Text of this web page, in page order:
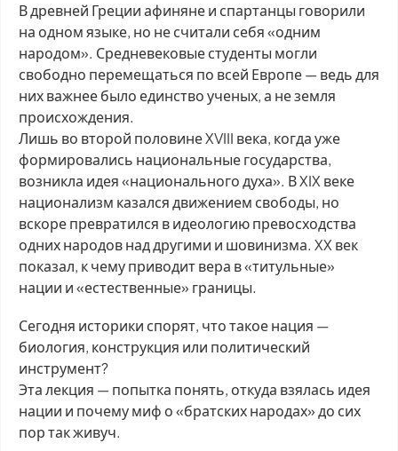
В древней Греции афиняне и спартанцы говорили
на одном языке, но не считали себя «одним
народом». Средневековые студенты могли
свободно перемещаться по всей Европе — ведь для
них важнее было единство ученых, а не земля
происхождения.
Лишь во второй половине XVIII века, когда уже
формировались национальные государства,
возникла идея «национального духа». В XIX веке
национализм казался движением свободы, но
вскоре превратился в идеологию превосходства
одних народов над другими и шовинизма. XX век
показал, к чему приводит вера в «титульные»
нации и «естественные» границы.
Сегодня историки спорят, что такое нация —
биология, конструкция или политический
инструмент?
Эта лекция — попытка понять, откуда взялась идея
нации и почему миф о «братских народах» до сих
пор так живуч.